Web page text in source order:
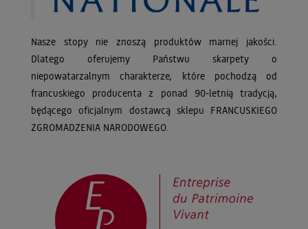
Nasze stopy nie znoszą produktów marnej jakości.
Dlatego oferujemy Państwu skarpety o
niepowatarzalnym charakterze, które pochodzą od
francuskiego producenta z ponad 90-letnią tradycją,
będącego oficjalnym dostawcą sklepu FRANCUSKIEGO
ZGROMADZENIA NARODOWEGO.